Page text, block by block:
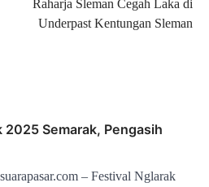
Raharja Sleman Cegah Laka di
Underpast Kentungan Sleman
2025 Semarak, Pengasih
– Festival Nglarak